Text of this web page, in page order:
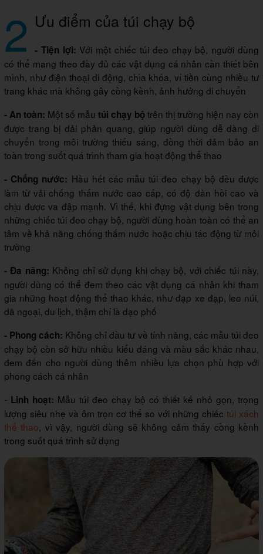
2 Ưu điểm của túi chạy bộ
- Tiện lợi: Với một chiếc túi đeo chạy bộ, người dùng
có thể mang theo đầy đủ các vật dụng cá nhân cần thiết bên
mình, như điện thoại di động, chìa khóa, ví tiền cùng nhiều tư
trang khác mà không gây cồng kềnh, ảnh hưởng di chuyển
- An toàn: Một số mẫu túi chạy bộtrên thị trường hiện nay còn
được trang bị dải phản quang, giúp người dùng dễ dàng di
chuyển trong môi trường thiếu sáng, đồng thời đảm bảo an
toàn trong suốt quá trình tham gia hoạt động thể thao
- Chống nước: Hầu hết các mẫu túi đeo chạy bộ đều được
làm từ vải chống thấm nước cao cấp, có độ đàn hồi cao và
chịu được va đập mạnh. Vì thế, khi đựng vật dụng bên trong
những chiếc túi đeo chạy bộ, người dùng hoàn toàn có thể an
tâm về khả năng chống thấm nước hoặc chịu tác động từ môi
trường
- Đa năng: Không chỉ sử dụng khi chạy bộ, với chiếc túi này,
người dùng có thể đem theo các vật dụng cá nhân khi tham
gia những hoạt động thể thao khác, như đạp xe đạp, leo núi,
dã ngoại, du lịch, thậm chí là dạo phố
- Phong cách: Không chỉ đầu tư về tính năng, các mẫu túi đeo
chạy bộ còn sở hữu nhiều kiểu dáng và màu sắc khác nhau,
đem đến cho người dùng thêm nhiều lựa chọn phù hợp với
phong cách cá nhân
- Linh hoạt: Mẫu túi đeo chạy bộ có thiết kế nhỏ gọn, trọng
lượng siêu nhẹ và ôm trọn cơ thể so với những chiếc túi xách
thể thao, vì vậy, người dùng sẽ không cảm thấy cồng kềnh
trong suốt quá trình sử dụng